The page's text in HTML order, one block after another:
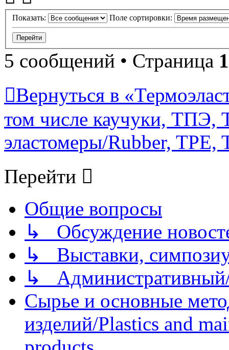
Показать: Поле сортировки:
5 сообщений • Страница 1
Вернуться в
том числе каучуки, ТПЭ,
эластомеры/Rubber, TPE,
Перейти
Общие вопросы
↳ Обсуждение
↳ Выставки,
↳
Сырье и основные
изделий/Plastics and